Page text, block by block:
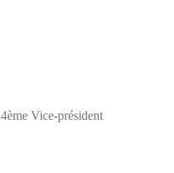
4ème Vice-président